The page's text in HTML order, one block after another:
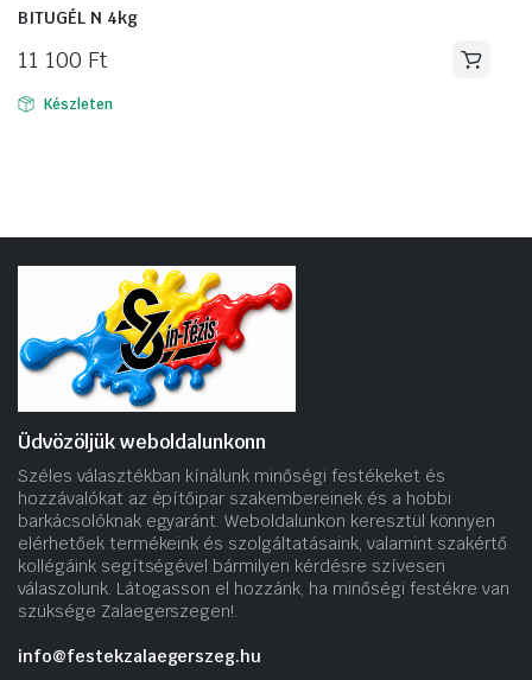
BITUGÉL N 4kg
11 100 Ft
Készleten
Üdvözöljük weboldalunkonn
Széles választékban kínálunk minőségi festékeket és
hozzávalókat az építőipar szakembereinek és a hobbi
barkácsolóknak egyaránt. Weboldalunkon keresztül könnyen
elérhetőek termékeink és szolgáltatásaink, valamint szakértő
kollégáink segítségével bármilyen kérdésre szívesen
válaszolunk. Látogasson el hozzánk, ha minőségi festékre van
szüksége Zalaegerszegen!.
info@festekzalaegerszeg.hu